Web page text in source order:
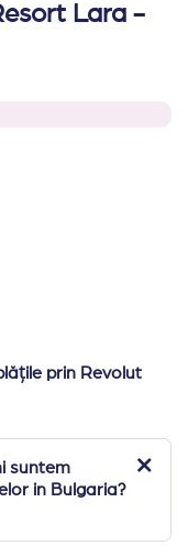
Lara -
prin Revolut
suntem
in Bulgaria?